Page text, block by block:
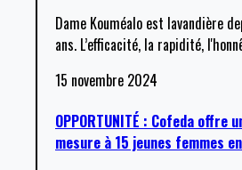
Dame Kouméalo est lavandière
ans. L’efficacité, la rapidité,
15 novembre 2024
OPPORTUNITÉ : Cofeda offre
mesure à 15 jeunes femmes